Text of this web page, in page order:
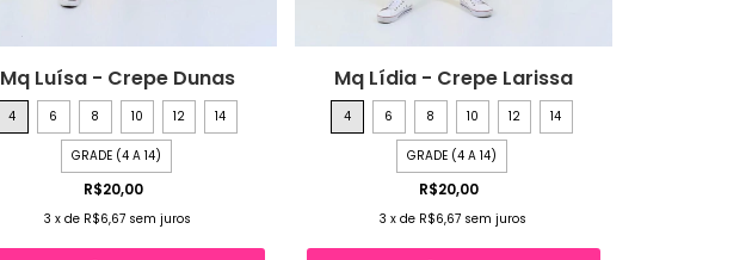
Mq Luísa - Crepe Dunas
4 6 8 10 12 14
GRADE (4 A 14)
R$20,00
3 xde R$6,67 sem juros
Mq Lídia - Crepe Larissa
4 6 8 10 12 14
GRADE (4 A 14)
R$20,00
3 xde R$6,67 sem juros